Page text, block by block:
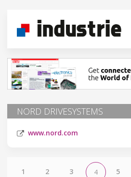
NORD DRIVESYSTEMS
www.nord.com
1 2 3 4 5